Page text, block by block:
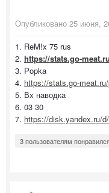
Опубликовано 25 июня,
1. ReM!x 75 rus
2. https://stats.go-
3. Popka
4. https://stats.go-
5. Вх наводка
6. 03 30
7. https://disk.yandex.ru/
3 пользователям